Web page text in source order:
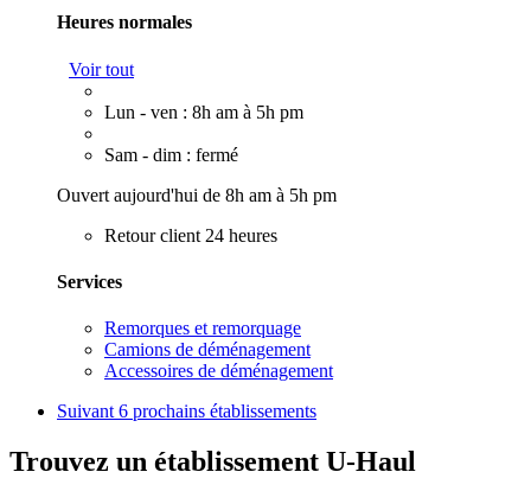
Heures normales
Voir tout
Lun - ven : 8h am à 5h pm
Sam - dim : fermé
Ouvert aujourd'hui de 8h am à 5h pm
Retour client 24 heures
Services
Remorques et remorquage
Camions de déménagement
Accessoires de déménagement
Suivant 6 prochains établissements
Trouvez un établissement U-Haul